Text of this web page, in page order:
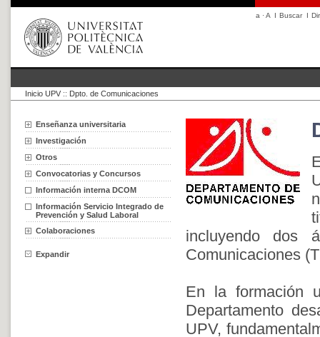
a ·A I BuscarI
Inicio UPV :: Dpto. de Comunicaciones
Enseñanza universitaria
Investigación
Otros
Convocatorias y Concursos
Información interna DCOM
Información Servicio Integrado de
Prevención y Salud Laboral
Colaboraciones
Expandir
incluyendo dos
Comunicaciones
En la formación
Departamento
UPV,